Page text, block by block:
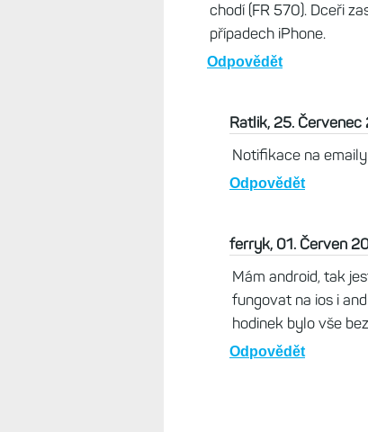
chodí (FR 570). Dceři
případech iPhone.
Odpovědět
Ratlik, 25.
Notifikace na
Odpovědět
ferryk, 01. Červen
Mám android, tak
fungovat na ios i
hodinek bylo vše
Odpovědět